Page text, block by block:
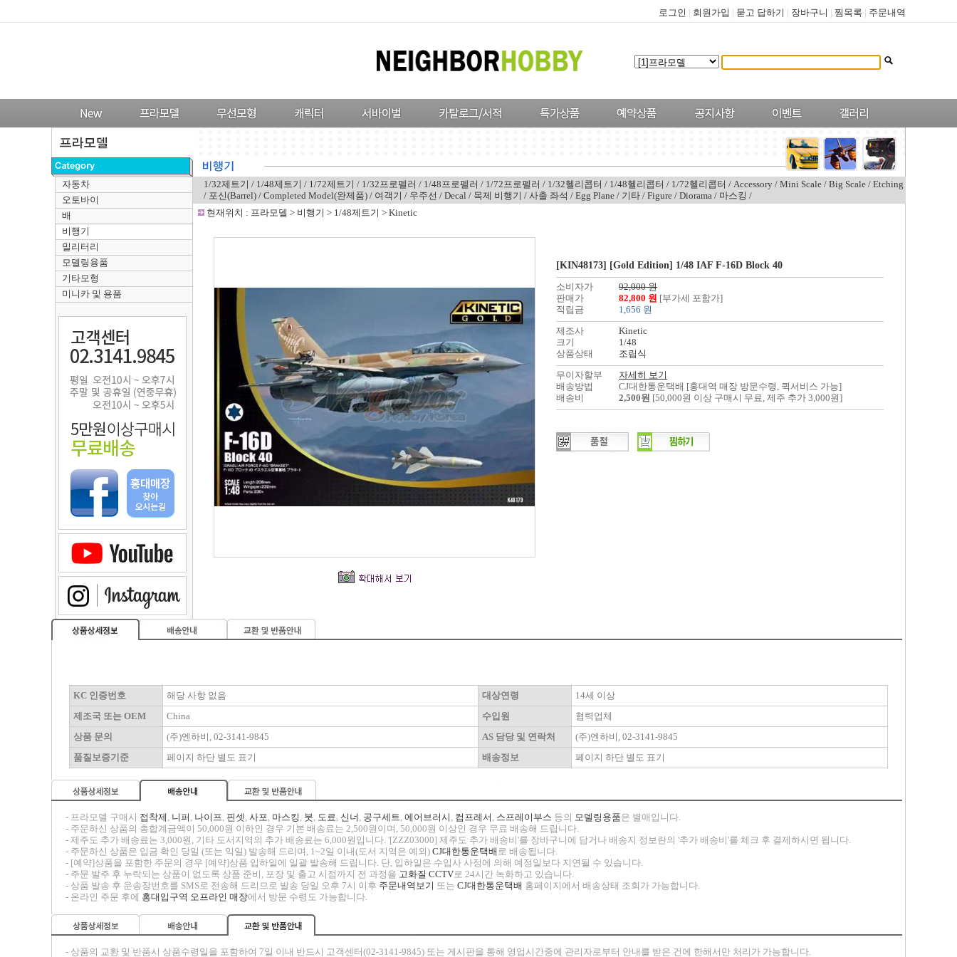
로그인 | 회원가입 | 묻고 답하기 | 장바구니 | 찜목록 | 주문내역
자동차
오토바이
배
비행기
밀리터리
모델링용품
기타모형
미니카 및 용품
1/32제트기 / 1/48제트기 / 1/72제트기 / 1/32프로펠러 / 1/48프로펠러 / 1/72프로펠러 / 1/32헬리콥터 / 1/48헬리콥터 / 1/72헬리콥터 / Accessory / Mini Scale / Big Scale / Etching
/ 포신(Barrel) / Completed Model(완제품) / 여객기 / 우주선 / Decal / 목제 비행기 / 사출 좌석 / Egg Plane / 기타 / Figure / Diorama / 마스킹 /
현재위치 : 프라모델 > 비행기 > 1/48제트기 > Kinetic
[KIN48173] [Gold Edition] 1/48 IAF F-16D Block 40
소비자가
92,000 원
판매가
82,800 원 [부가세 포함가]
적립금
1,656 원
제조사
Kinetic
크기
1/48
상품상태
조립식
무이자할부
자세히 보기
배송방법
CJ대한통운택배 [홍대역 매장 방문수령, 퀵서비스 가능]
배송비
2,500원 [50,000원 이상 구매시 무료, 제주 추가 3,000원]
KC 인증번호 해당 사항 없음 대상연령
14세 이상
제조국 또는 OEM
China 수입원
협력업체
상품 문의
(주)엔하비, 02-3141-9845 AS 담당 및 연락처
(주)엔하비, 02-3141-9845
품질보증기준
페이지 하단 별도 표기 배송정보 페이지 하단 별도 표기
----- - 프라모델 구매시 접착제 , 니퍼 , 나이프, 핀셋 , 사포, 마스킹 , 붓, 도료, 신너 , 공구세트, 에어브러시 , 컴프레서 , 스프레이부스 등의 모델링용품은 별매입니다.
----- - 주문하신 상품의 총합계금액이 50,000원 이하인 경우 기본 배송료는 2,500원이며, 50,000원 이상인 경우 무료 배송해 드립니다.
----- - 제주도 추가 배송료는 3,000원, 기타 도서지역의 추가 배송료는 6,000원입니다. '[ZZZ03000] 제주도 추가 배송비'를 장바구니에 담거나 배송지 정보란의 '추가 배송비'를 체크 후 결제하시면 됩니다.
----- - 주문하신 상품은 입금 확인 당일 (또는 익일) 발송해 드리며, 1~2일 이내(도서 지역은 예외) CJ대한통운택배 로 배송됩니다.
----- - [예약]상품을 포함한 주문의 경우 [예약]상품 입하일에 일괄 발송해 드립니다. 단, 입하일은 수입사 사정에 의해 예정일보다 지연될 수 있습니다.
----- - 주문 발주 후 누락되는 상품이 없도록 상품 준비, 포장 및 출고 시점까지 전 과정을 고화질 CCTV로 24시간 녹화하고 있습니다.
----- - 상품 발송 후 운송장번호를 SMS로 전송해 드리므로 발송 당일 오후 7시 이후 주문내역보기 또는 CJ대한통운택배 홈페이지에서 배송상태 조회가 가능합니다.
----- - 온라인 주문 후에 홍대입구역 오프라인 매장에서 방문 수령도 가능합니다.
----- - 상품의 교환 및 반품시 상품수령일을 포함하여 7일 이내 반드시 고객센터(02-3141-9845) 또는 게시판을 통해 영업시간중에 관리자로부터 안내를 받은 건에 한해서만 처리가 가능합니다.